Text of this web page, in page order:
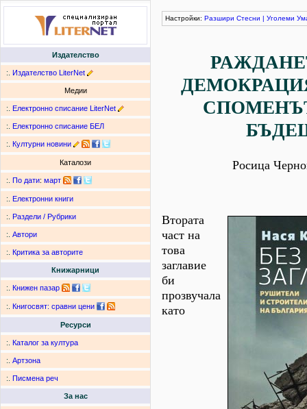
Издателство
:. Издателство LiterNet
Медии
:. Електронно списание LiterNet
:. Електронно списание БЕЛ
:. Културни новини
Каталози
:. По дати: март
:. Електронни книги
:. Раздели / Рубрики
:. Автори
:. Критика за авторите
Книжарници
:. Книжен пазар
:. Книгосвят: сравни цени
Ресурси
:. Каталог за култура
:. Артзона
:. Писмена реч
За нас
Настройки: Разшири Стесни | Уголеми
Росица
Втората
част на
това
заглавие
би
прозвучала
като